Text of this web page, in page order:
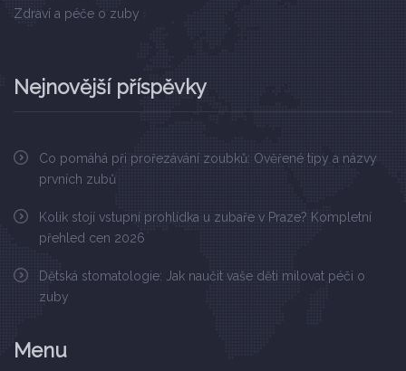
Zdraví a péče o zuby
Nejnovější příspěvky
Co pomáhá při prořezávání zoubků: Ověřené tipy a názvy
prvních zubů
Kolik stojí vstupní prohlídka u zubaře v Praze? Kompletní
přehled cen 2026
Dětská stomatologie: Jak naučit vaše děti milovat péči o
zuby
Menu